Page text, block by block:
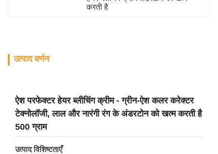
करती है
उत्पाद वर्णन
ऐश परफेक्टर हेयर ब्लीचिंग क्रीम - ग्रीन-ऐश कलर करेक्टर
टेक्नोलॉजी, लाल और नारंगी रंग के अंडरटोन को खत्म करती है
500 ग्राम
उत्पाद विशिष्टताएँ